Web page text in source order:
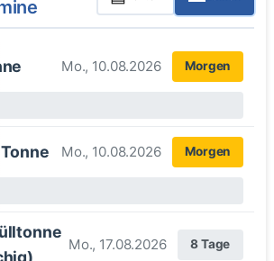
Mo., 10.08.2026 Morgen
Mo., 10.08.2026 Morgen
Mo., 17.08.2026 8 Tage